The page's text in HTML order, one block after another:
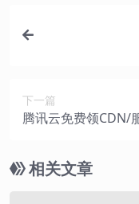
下一篇
腾讯云免费领CDN/
相关文章